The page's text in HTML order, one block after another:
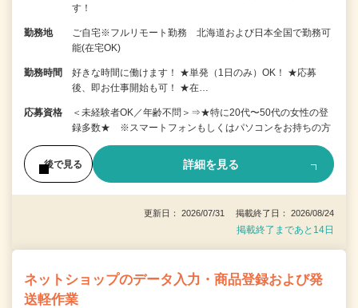
す！
勤務地
ご自宅※フルリモート勤務 北海道および日本全国で勤務可
能(在宅OK)
勤務時間
好きな時間に働けます！ ★単発（1日のみ）OK！ ★応募
後、即お仕事開始も可！ ★在…
応募資格
＜未経験者OK／年齢不問＞⇒★特に20代〜50代の女性の登
録多数★ ※スマートフォンもしくはパソコンをお持ちの方
後で見る 詳細を見る
更新日： 2026/07/31 掲載終了日： 2026/08/24
掲載終了まであと14日
ネットショップのデータ入力・商品登録および発
送軽作業